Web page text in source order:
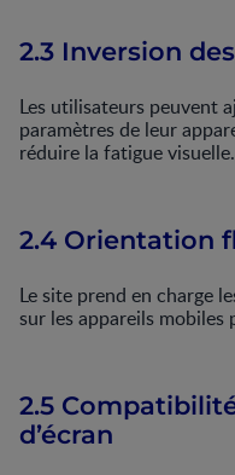
2.3 Inversion
Les utilisateurs peuvent
paramètres de leur
réduire la fatigue visuelle.
2.4 Orientation
Le site prend en charge
sur les appareils mobiles
2.5
d’écran